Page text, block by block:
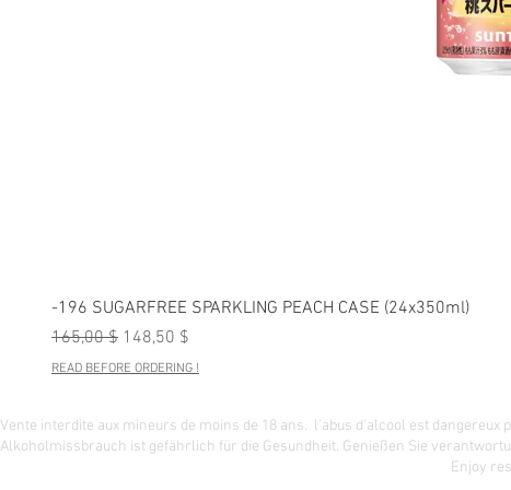
-196 SUGARFREE SPARKLING PEACH CASE (24x350ml)
Standardpreis
165,00 $ Sale-Preis
148,50 $
READ BEFORE ORDERING !
Vente interdite aux mineurs de moins de 18 ans. l'abus d'alcool est
Alkoholmissbrauch ist gefährlich für die Gesundheit. Genießen Sie
Enjoy